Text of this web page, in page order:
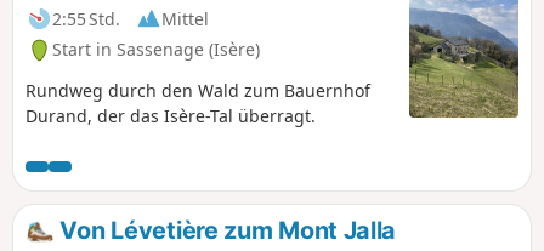
2:55 Std.
Mittel
Start in Sassenage (Isère)
Rundweg durch den Wald zum Bauernhof
Durand, der das Isère-Tal überragt.
Von Lévetière zum Mont Jalla